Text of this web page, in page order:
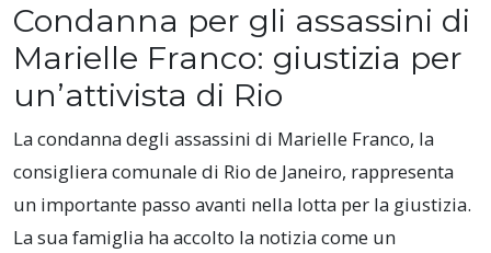
Condanna per gli assassini di
Marielle Franco: giustizia per
un’attivista di Rio
La condanna degli assassini di Marielle Franco, la
consigliera comunale di Rio de Janeiro, rappresenta
un importante passo avanti nella lotta per la giustizia.
La sua famiglia ha accolto la notizia come un